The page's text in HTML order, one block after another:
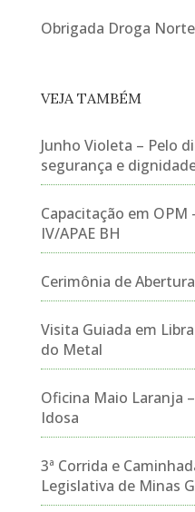
Obrigada Droga
VEJA TAMBÉM
Junho Violeta – Pelo
segurança e
Capacitação em OPM
IV/APAE BH
Cerimônia de
Visita Guiada em
do Metal
Oficina Maio Laranja
Idosa
3ª Corrida e
Legislativa de Minas